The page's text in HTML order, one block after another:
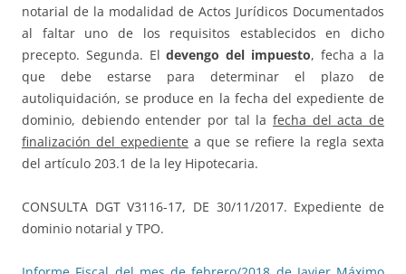
notarial de la modalidad de Actos Jurídicos Documentados
al faltar uno de los requisitos establecidos en dicho
precepto. Segunda. Eldevengo del impuesto, fecha a la
que debe estarse para determinar el plazo de
autoliquidación, se produce en la fecha del expediente de
dominio, debiendo entender por tal la fecha del acta de
finalización del expediente a que se refiere la regla sexta
del artículo 203.1 de la ley Hipotecaria.
CONSULTA DGT V3116-17, DE 30/11/2017. Expediente de
dominio notarial y TPO.